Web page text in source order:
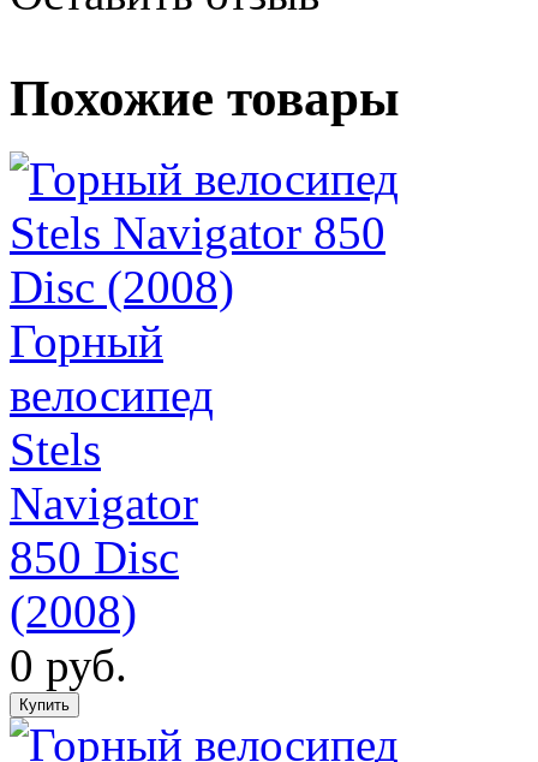
Похожие товары
Горный
велосипед
Stels
Navigator
850 Disc
(2008)
0 руб.